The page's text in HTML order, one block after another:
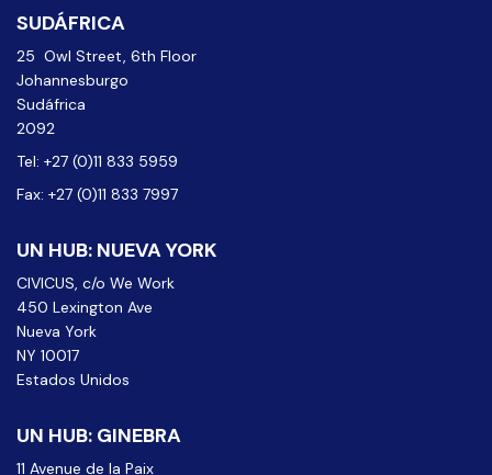
SUDÁFRICA
25 Owl Street, 6th Floor
Johannesburgo
Sudáfrica
2092
Tel: +27 (0)11 833 5959
Fax: +27 (0)11 833 7997
UN HUB: NUEVA YORK
CIVICUS, c/o We Work
450 Lexington Ave
Nueva York
NY 10017
Estados Unidos
UN HUB: GINEBRA
11 Avenue de la Paix